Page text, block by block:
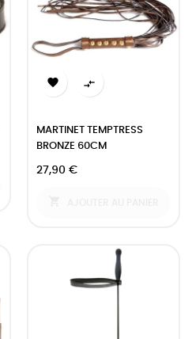
 
MARTINET TEMPTRESS
BRONZE 60CM
27,90 €